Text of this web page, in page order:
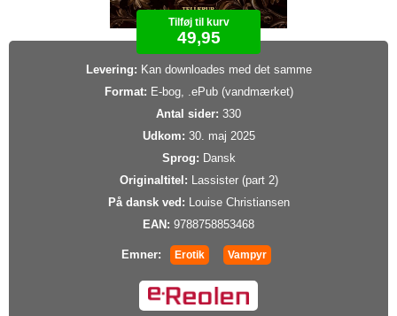
Tilføj til kurv
49,95
Levering: Kan downloades med det samme
Format: E-bog, .ePub (vandmærket)
Antal sider: 330
Udkom: 30. maj 2025
Sprog: Dansk
Originaltitel: Lassister (part 2)
På dansk ved: Louise Christiansen
EAN: 9788758853468
Emner: Erotik Vampyr